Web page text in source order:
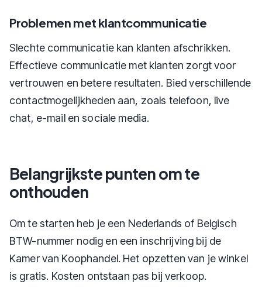
Problemen met klantcommunicatie
Slechte communicatie kan klanten afschrikken.
Effectieve communicatie met klanten zorgt voor
vertrouwen en betere resultaten. Bied verschillende
contactmogelijkheden aan, zoals telefoon, live
chat, e-mail en sociale media.
Belangrijkste punten om te
onthouden
Om te starten heb je een Nederlands of Belgisch
BTW-nummer nodig en een inschrijving bij de
Kamer van Koophandel. Het opzetten van je winkel
is gratis. Kosten ontstaan pas bij verkoop.